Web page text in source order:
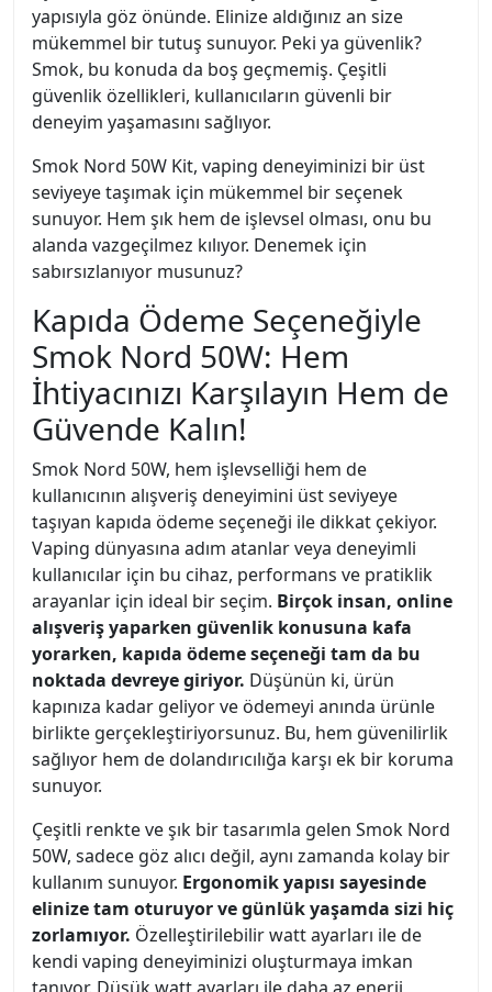
yapısıyla göz önünde. Elinize aldığınız an size
mükemmel bir tutuş sunuyor. Peki ya güvenlik?
Smok, bu konuda da boş geçmemiş. Çeşitli
güvenlik özellikleri, kullanıcıların güvenli bir
deneyim yaşamasını sağlıyor.
Smok Nord 50W Kit, vaping deneyiminizi bir üst
seviyeye taşımak için mükemmel bir seçenek
sunuyor. Hem şık hem de işlevsel olması, onu bu
alanda vazgeçilmez kılıyor. Denemek için
sabırsızlanıyor musunuz?
Kapıda Ödeme Seçeneğiyle
Smok Nord 50W: Hem
İhtiyacınızı Karşılayın Hem de
Güvende Kalın!
Smok Nord 50W, hem işlevselliği hem de
kullanıcının alışveriş deneyimini üst seviyeye
taşıyan kapıda ödeme seçeneği ile dikkat çekiyor.
Vaping dünyasına adım atanlar veya deneyimli
kullanıcılar için bu cihaz, performans ve pratiklik
arayanlar için ideal bir seçim. Birçok insan, online
alışveriş yaparken güvenlik konusuna kafa
yorarken, kapıda ödeme seçeneği tam da bu
noktada devreye giriyor. Düşünün ki, ürün
kapınıza kadar geliyor ve ödemeyi anında ürünle
birlikte gerçekleştiriyorsunuz. Bu, hem güvenilirlik
sağlıyor hem de dolandırıcılığa karşı ek bir koruma
sunuyor.
Çeşitli renkte ve şık bir tasarımla gelen Smok Nord
50W, sadece göz alıcı değil, aynı zamanda kolay bir
kullanım sunuyor. Ergonomik yapısı sayesinde
elinize tam oturuyor ve günlük yaşamda sizi hiç
zorlamıyor. Özelleştirilebilir watt ayarları ile de
kendi vaping deneyiminizi oluşturmaya imkan